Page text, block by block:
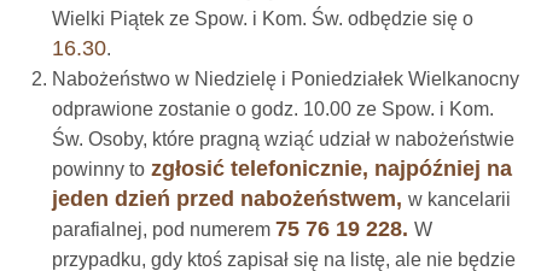
Wielki Piątek ze Spow. i Kom. Św. odbędzie się o
16.30.
Nabożeństwo w Niedzielę i Poniedziałek Wielkanocny
odprawione zostanie o godz. 10.00 ze Spow. i Kom.
Św. Osoby, które pragną wziąć udział w nabożeństwie
powinny tozgłosić telefonicznie, najpóźniej na
jeden dzień przed nabożeństwem, w kancelarii
parafialnej, pod numerem 75 76 19 228. W
przypadku, gdy ktoś zapisał się na listę, ale nie będzie